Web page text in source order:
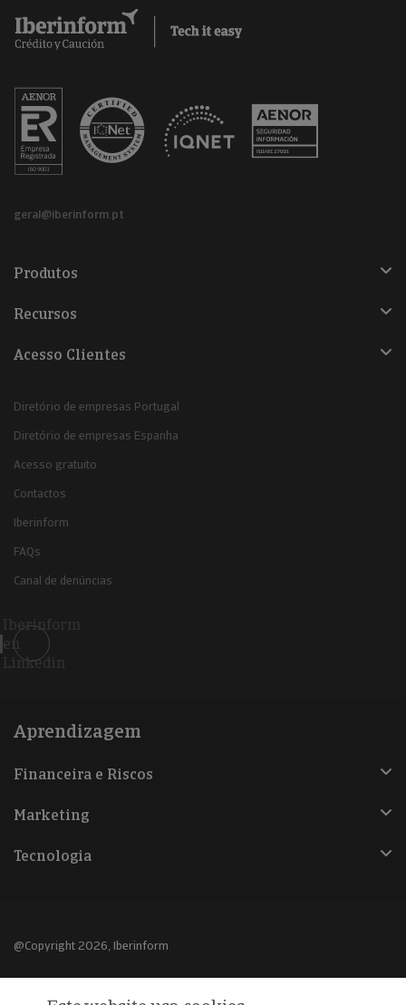
geral@iberinform.pt
Produtos
Recursos
Acesso Clientes
Diretório de empresas Portugal
Diretório de empresas Espanha
Acesso gratuito
Contactos
Iberinform
FAQs
Canal de denúncias
Iberinform
en
Linkedin
Aprendizagem
Financeira e Riscos
Marketing
Tecnologia
@Copyright 2026, Iberinform